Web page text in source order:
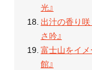
光』
出汁の香り
さ吟』
富士山をイメ
館』